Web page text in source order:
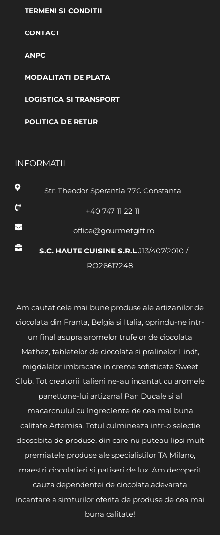
TERMENI SI CONDITII
CONTACT
ANPC
MODALITATI DE PLATA
LOGISTICA SI TRANSPORT
POLITICA DE RETUR
INFORMATII
Str. Theodor Sperantia 77C Constanta
+40 747 11 22 11
office@gourmetgift.ro
S.C. HAUTE CUISINE S.R.L J13/407/2010 /
RO26617248
Am cautat cele mai bune produse ale artizanilor de
ciocolata din Franta, Belgia si Italia, oprindu-ne intr-
un final asupra aromelor trufelor de ciocolata
Mathez, tabletelor de ciocolata si pralinelor Lindt,
migdalelor imbracate in creme sofisticate Sweet
Club. Tot creatorii italieni ne-au incantat cu aromele
panettone-lui artizanal Pan Ducale si al
macaronului cu ingrediente de cea mai buna
calitate Artemisa. Totul culmineaza intr-o selectie
deosebita de produse, din care nu puteau lipsi mult
premiatele produse ale specialistilor TA Milano,
maestri ciocolatieri si patiseri de lux. Am decoperit
cauza dependentei de ciocolata,adevarata
incantare a simturilor oferita de produse de cea mai
buna calitate!